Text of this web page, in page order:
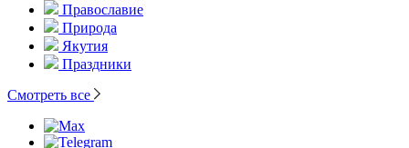
Православие
Природа
Якутия
Праздники
Смотреть все